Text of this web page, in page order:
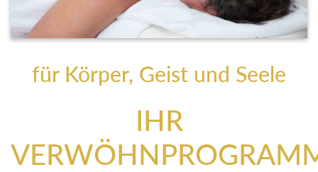
für Körper, Geist und Seele
IHR